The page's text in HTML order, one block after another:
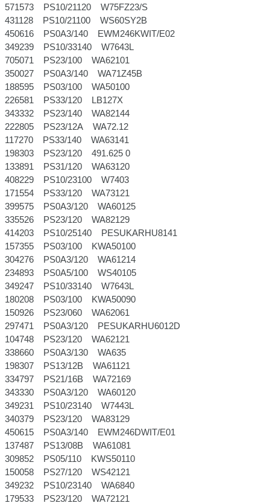
571573 PS10/21120 W75FZ23/S
431128 PS10/21100 WS60SY2B
450616 PS0A3/140 EWM246KWIT/E02
349239 PS10/33140 W7643L
705071 PS23/100 WA62101
350027 PS0A3/140 WA71Z45B
188595 PS03/100 WA50100
226581 PS33/120 LB127X
343332 PS23/140 WA82144
222805 PS23/12A WA72.12
117270 PS33/140 WA63141
198303 PS23/120 491.625 0
133891 PS31/120 WA63120
408229 PS10/23100 W7403
171554 PS33/120 WA73121
399575 PS0A3/120 WA60125
335526 PS23/120 WA82129
414203 PS10/25140 PESUKARHU8141
157355 PS03/100 KWA50100
304276 PS0A3/120 WA61214
234893 PS0A5/100 WS40105
349247 PS10/33140 W7643L
180208 PS03/100 KWA50090
150926 PS23/060 WA62061
297471 PS0A3/120 PESUKARHU6012D
104748 PS23/120 WA62121
338660 PS0A3/130 WA635
198307 PS13/12B WA61121
334797 PS21/16B WA72169
343330 PS0A3/120 WA60120
349231 PS10/23140 W7443L
340379 PS23/120 WA83129
450615 PS0A3/140 EWM246DWIT/E01
137487 PS13/08B WA61081
309852 PS05/110 KWS50110
150058 PS27/120 WS42121
349232 PS10/23140 WA6840
179533 PS23/120 WA72121